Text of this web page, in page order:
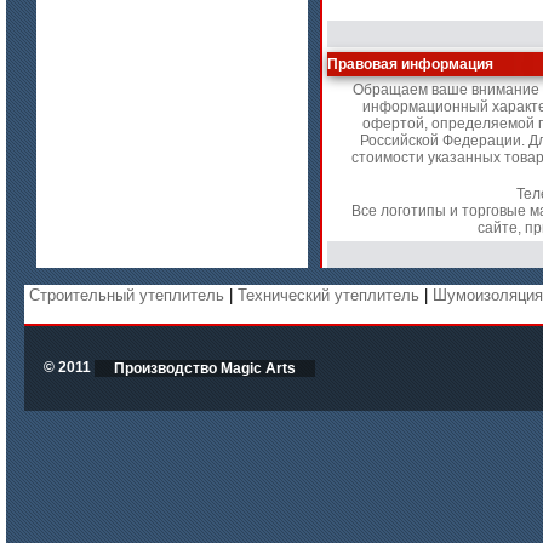
цена по запросу
Правовая информация
Обращаем ваше внимание
информационный
офертой, определяемой
Российской Федерации.
стоимости указанных
Все логотипы и торговые
сайте,
Строительный утеплитель |Технический утеплитель Шумоизоляция
© 2011 Производство Magic Arts